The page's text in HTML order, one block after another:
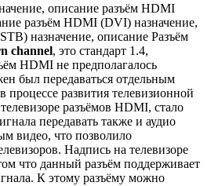
описание разъём HDMI
разъём HDMI (DVI) назначение,
назначение, описание Разъём
channel, это стандарт 1.4,
HDMI не предполагалось
был передаваться отдельным
процессе развития телевизионной
разъёмов HDMI, стало
передавать также и аудио
видео, что позволило
Надпись на телевизоре
что данный разъём поддерживает
К этому разъёму можно